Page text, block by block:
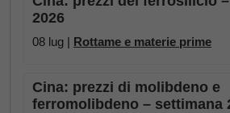
2026
08 lug | Rottame e materie prime
Cina: prezzi di molibdeno e
ferromolibdeno – settimana